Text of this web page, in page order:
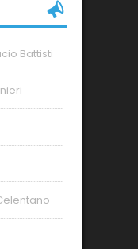
Battisti